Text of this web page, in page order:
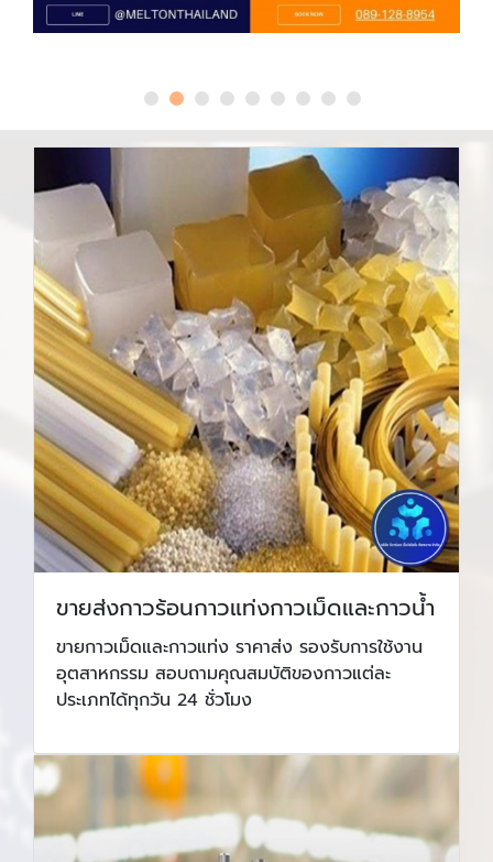
ขายส่งกาวร้อนกาวแท่งกาวเม็ดและกาวน้ำ
ขายกาวเม็ดและกาวแท่ง ราคาส่ง รองรับการใช้งาน
อุตสาหกรรม สอบถามคุณสมบัติของกาวแต่ละ
ประเภทได้ทุกวัน 24 ชั่วโมง